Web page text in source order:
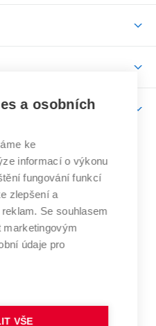
učení
technické
Brně
a osobních
ke
informací o výkonu
fungování funkcí
zlepšení a
Se souhlasem
marketingovým
údaje pro
VŠE